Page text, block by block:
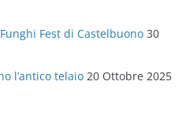
Fest di Castelbuono 30
l’antico telaio 20 Ottobre 2025